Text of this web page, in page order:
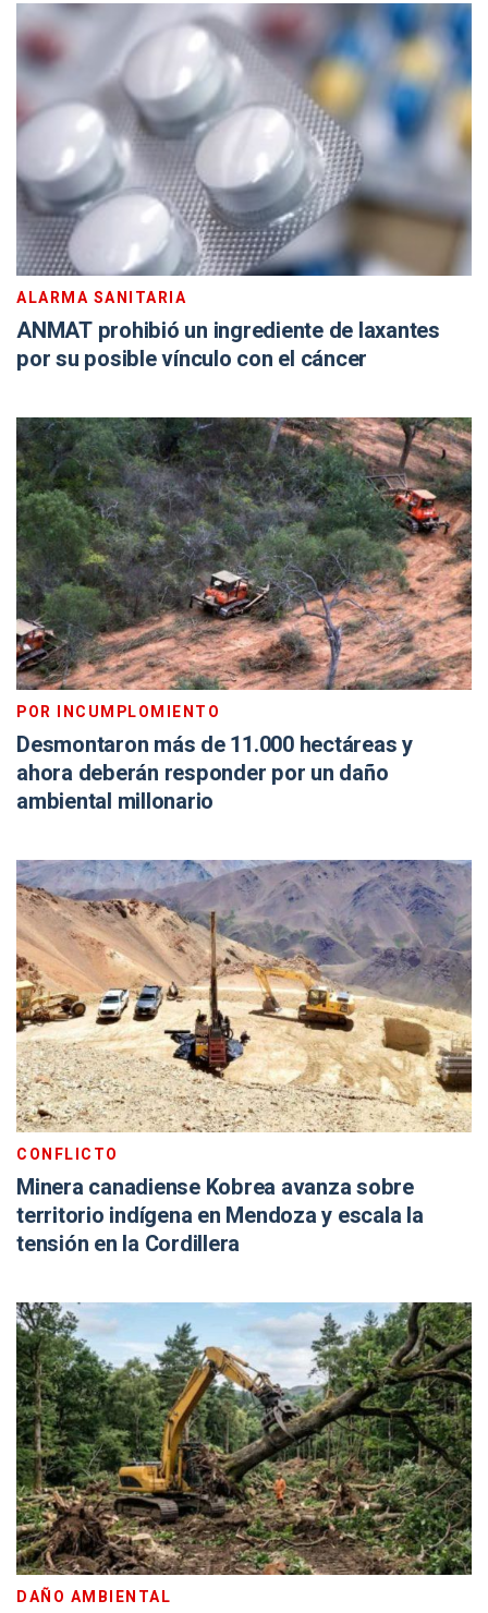
ALARMA SANITARIA
ANMAT prohibió un ingrediente de laxantes
por su posible vínculo con el cáncer
POR INCUMPLOMIENTO
Desmontaron más de 11.000 hectáreas y
ahora deberán responder por un daño
ambiental millonario
CONFLICTO
Minera canadiense Kobrea avanza sobre
territorio indígena en Mendoza y escala la
tensión en la Cordillera
DAÑO AMBIENTAL